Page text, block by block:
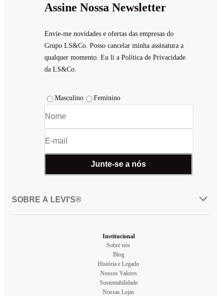
Assine Nossa Newsletter
Envie-me novidades e ofertas das empresas do
Grupo LS&Co. Posso cancelar minha assinatura a
qualquer momento. Eu li a Política de Privacidade
da LS&Co.
Masculino Feminino
Junte-se a nós
SOBRE A LEVI'S®
Institucional
Sobre nós
Blog
História e Legado
Nossos Valores
Sustentabilidade
Nossas Lojas